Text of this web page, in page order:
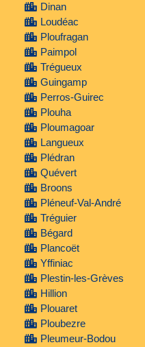
Dinan
Loudéac
Ploufragan
Paimpol
Trégueux
Guingamp
Perros-Guirec
Plouha
Ploumagoar
Langueux
Plédran
Quévert
Broons
Pléneuf-Val-André
Tréguier
Bégard
Plancoët
Yffiniac
Plestin-les-Grèves
Hillion
Plouaret
Ploubezre
Pleumeur-Bodou